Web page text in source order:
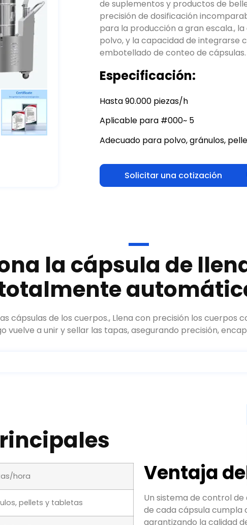
de suplementos y productos de
precisión de dosificación
para la producción a gran escala.,
polvo, y la capacidad de integrarse
embotellado de conteo de cápsulas.
Especificación:
Hasta 90.000 piezas/h
Aplicable para #000~ 5
Adecuado para polvo, gránulos,
Solicitar una cotización
la cápsula de
cápsulas de los cuerpos., Llena con precisión los cuerpos
vuelve a unir y sellar las tapas, asegurando precisión,
hora
pellets y tabletas
Ventaja
Un sistema de control
de cada cápsula cumpla
garantizando la calidad